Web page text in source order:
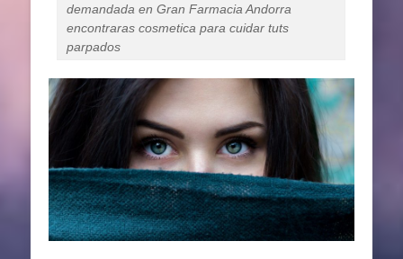
demandada en Gran Farmacia Andorra
encontraras cosmetica para cuidar tuts
parpados